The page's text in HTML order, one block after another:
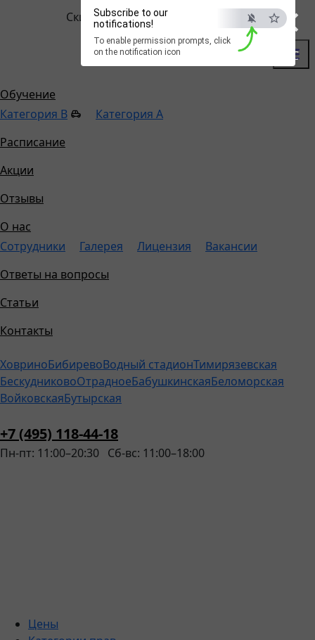
×
ESC
Subscribe to our
notifications!
To enable permission prompts, click
on the notification icon
Обучение
Категория B
Категория A
Расписание
Акции
Отзывы
О нас
Сотрудники
Галерея Лицензия
Вакансии
Ответы на вопросы
Статьи
Контакты
ХовриноБибиревоВодный стадионТимирязевская
БескудниковоОтрадноеБабушкинскаяБеломорская
ВойковскаяБутырская
+7 (495) 118-44-18
Пн-пт: 11:00–20:30 Сб-вс: 11:00–18:00
Цены
Скидка до 10000р.!
Цены Контакты